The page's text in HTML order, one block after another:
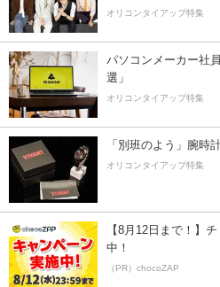
オリコンタイアップ特集
パソコンメーカー社
選」
オリコンタイアップ特集
「別班のよう」腕時
オリコンタイアップ特集
【8月12日まで！】
中！
（PR）chocoZAP